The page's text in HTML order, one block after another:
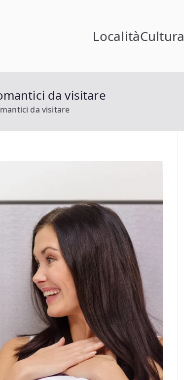
LocalitàCultura
da visitare
da visitare